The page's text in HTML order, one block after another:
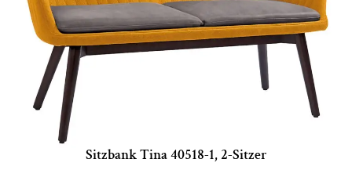
Sitzbank Tina 40518-1, 2-Sitzer